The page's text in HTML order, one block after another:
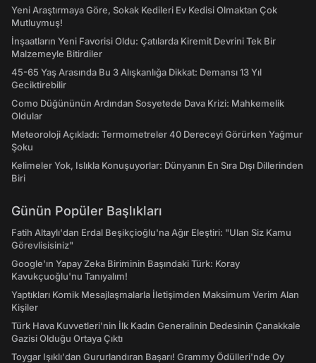
Yeni Araştırmaya Göre, Sokak Kedileri Ev Kedisi Olmaktan Çok
Mutluymuş!
İnşaatların Yeni Favorisi Oldu: Çatılarda Kiremit Devrini Tek Bir
Malzemeyle Bitirdiler
45-65 Yaş Arasında Bu 3 Alışkanlığa Dikkat: Demansı 13 Yıl
Geciktirebilir
Como Düğününün Ardından Sosyetede Dava Krizi: Mahkemelik
Oldular
Meteoroloji Açıkladı: Termometreler 40 Dereceyi Görürken Yağmur
Şoku
Kelimeler Yok, Islıkla Konuşuyorlar: Dünyanın En Sıra Dışı Dillerinden
Biri
Günün Popüler Başlıkları
Fatih Altaylı'dan Erdal Beşikçioğlu'na Ağır Eleştiri: "Ulan Siz Kamu
Görevlisisiniz"
Google'ın Yapay Zeka Biriminin Başındaki Türk: Koray
Kavukçuoğlu'nu Tanıyalım!
Yaptıkları Komik Mesajlaşmalarla İletişimden Maksimum Verim Alan
Kişiler
Türk Hava Kuvvetleri'nin İlk Kadın Generalinin Dedesinin Çanakkale
Gazisi Olduğu Ortaya Çıktı
Toygar Işıklı'dan Gururlandıran Başarı! Grammy Ödülleri'nde Oy